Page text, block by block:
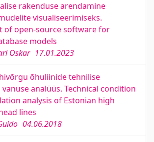
rakenduse arendamine
visualiseerimiseks.
of open-source software for
models
Oskar 17.01.2023
õhuliinide tehnilise
analüüs. Technical condition
analysis of Estonian high
lines
04.06.2018